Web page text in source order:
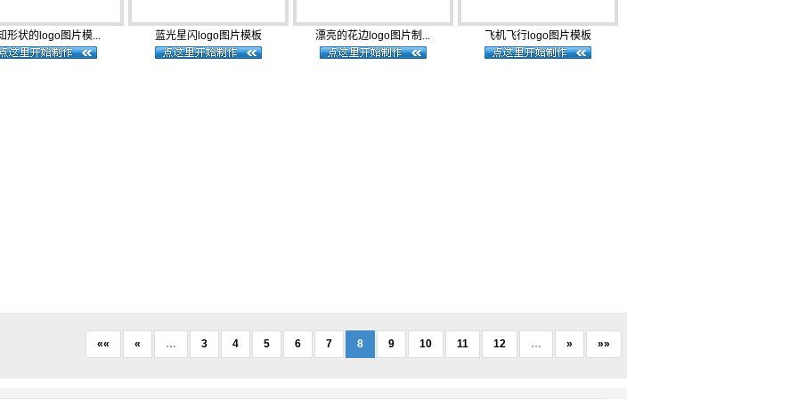
形状的logo图片模... 蓝光星闪logo图片模板 漂亮的花边logo图片制... 飞机飞行logo图片模板
«« « … 3 4 5 6 7 8 9 10 11 12 … » »»